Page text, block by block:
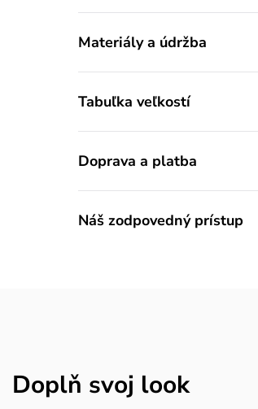
Materiály a údržba
Tabuľka veľkostí
Doprava a platba
Náš zodpovedný prístup
Doplň svoj look